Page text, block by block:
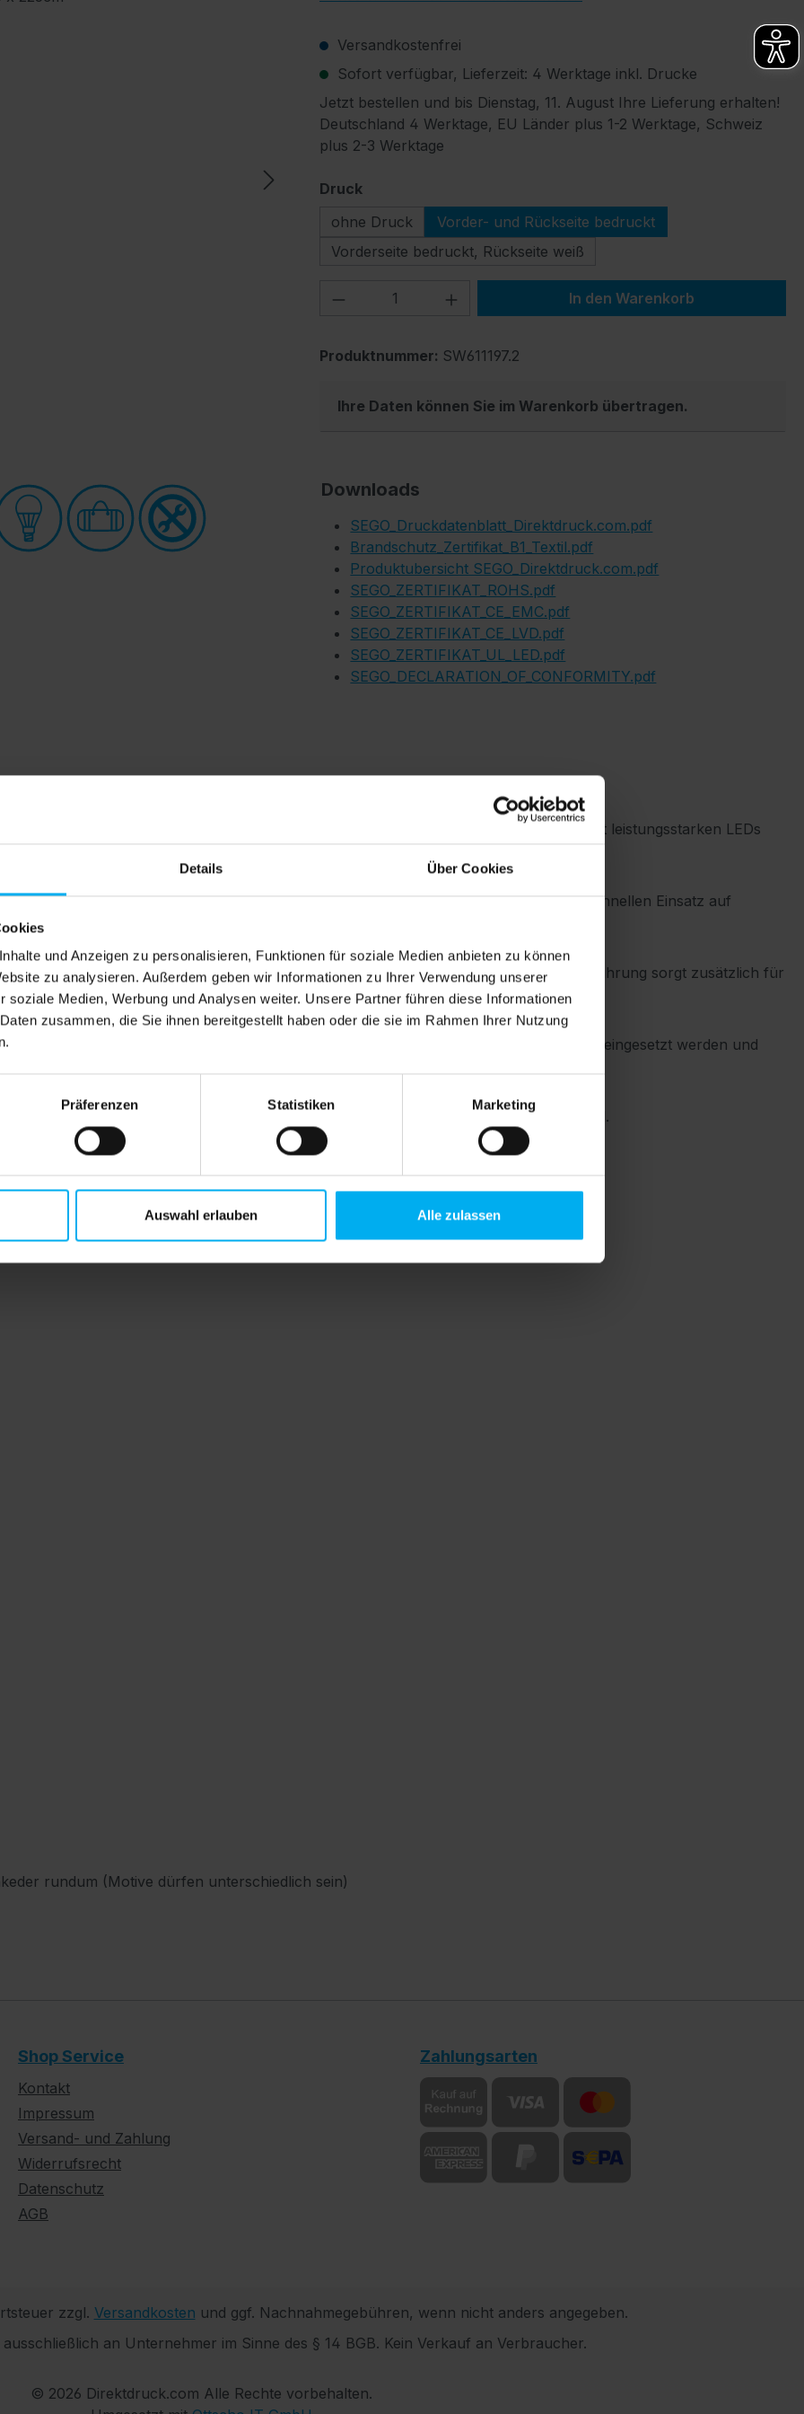
Details Über Cookies
und Anzeigen zu personalisieren, Funktionen für soziale Medien anbieten zu können
zu analysieren. Außerdem geben wir Informationen zu Ihrer Verwendung unserer
soziale Medien, Werbung und Analysen weiter. Unsere Partner führen diese Informationen
zusammen, die Sie ihnen bereitgestellt haben oder die sie im Rahmen Ihrer Nutzung
Präferenzen Statistiken Marketing
Auswahl erlauben Alle zulassen
Versandkostenfrei
Sofort verfügbar, Lieferzeit: 4 Werktage inkl. Drucke
Jetzt bestellen und bis Dienstag, 11. August Ihre Lieferung erhalten!
Deutschland 4 Werktage, EU Länder plus 1-2 Werktage, Schweiz
plus 2-3 Werktage
Druckauswählen
ohne Druck
Vorder- und Rückseite bedruckt
Vorderseite bedruckt, Rückseite weiß
Produkt Anzahl: Gib den gewünschten Wert
In den Warenkorb
Produktnummer: SW611197.2
Ihre Daten können Sie im Warenkorb übertragen.
Downloads
SEGO_Druckdatenblatt_Direktdruck.com.pdf
Brandschutz_Zertifikat_B1_Textil.pdf
Produktubersicht SEGO_Direktdruck.com.pdf
SEGO_ZERTIFIKAT_ROHS.pdf
SEGO_ZERTIFIKAT_CE_EMC.pdf
SEGO_ZERTIFIKAT_CE_LVD.pdf
SEGO_ZERTIFIKAT_UL_LED.pdf
SEGO_DECLARATION_OF_CONFORMITY.pdf
LED-Leuchtrahmensystem für professionelle Präsentationen. Ausgestattet mit leistungsstarken LEDs
von Textildrucken.
vollständigwerkzeuglosund in kürzester Zeit. Das System eignet sich ideal für den schnellen Einsatz auf
maximale Sichtbarkeit Ihrer Werbebotschaften. Die integrierte, unsichtbare Kabelführung sorgt zusätzlich für
und mit weiteren Systemen kombiniert werden. Alternativ kann sie freistehend eingesetzt werden und
wodurch ein einfacher Transport sowie eine sichere Lagerung gewährleistet sind.
rundum (Motive dürfen unterschiedlich sein)
Shop Service
Kontakt
Impressum
Versand- und Zahlung
Widerrufsrecht
Datenschutz
AGB
Zahlungsarten
zzgl. Versandkosten und ggf. Nachnahmegebühren, wenn nicht anders angegeben.
an Unternehmer im Sinne des § 14 BGB. Kein Verkauf an Verbraucher.
© 2026 Direktdruck.com Alle Rechte vorbehalten.